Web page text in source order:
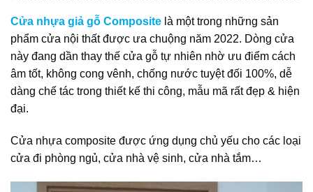
Cửa nhựa giả gỗ Composite là một trong những sản
phẩm cửa nội thất được ưa chuộng năm 2022. Dòng cửa
này đang dần thay thế cửa gỗ tự nhiên nhờ ưu điểm cách
âm tốt, không cong vênh, chống nước tuyệt đối 100%, dễ
dàng chế tác trong thiết kế thi công, mẫu mã rất đẹp & hiện
đại.
Cửa nhựa composite được ứng dụng chủ yếu cho các loại
cửa đi phòng ngủ, cửa nhà vệ sinh, cửa nhà tắm…